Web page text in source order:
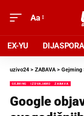
Aa
EX-YU DIJASPORA
uzivo24 > ZABAVA> Gejming
GEJMING IZDVAJAMO ZABAVA
Google